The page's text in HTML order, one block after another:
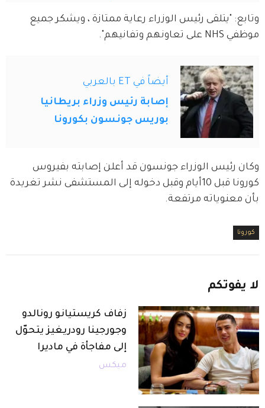
وتابع: "يتلقى رئيس الوزراء رعاية ممتازة ، ويشكر جميع
موظفي NHS على تعاونهم وتفانيهم".
أيضاً في ET بالعربي
إصابة رئيس وزراء بريطانيا
بوريس جونسون بكورونا
وكان رئيس الوزراء جونسون قد أعلن إصابته بفيروس
كورونا قبل 10أيام وقبل دخوله إلى المستشفى نشر تغريدة
بأن معنوياته مرتفعة.
كورونا
لا يفوتكم
زفاف كريستيانو رونالدو
وجورجينا رودريغيز يتحوّل
إلى مفاجأة في ماديرا
ميكس